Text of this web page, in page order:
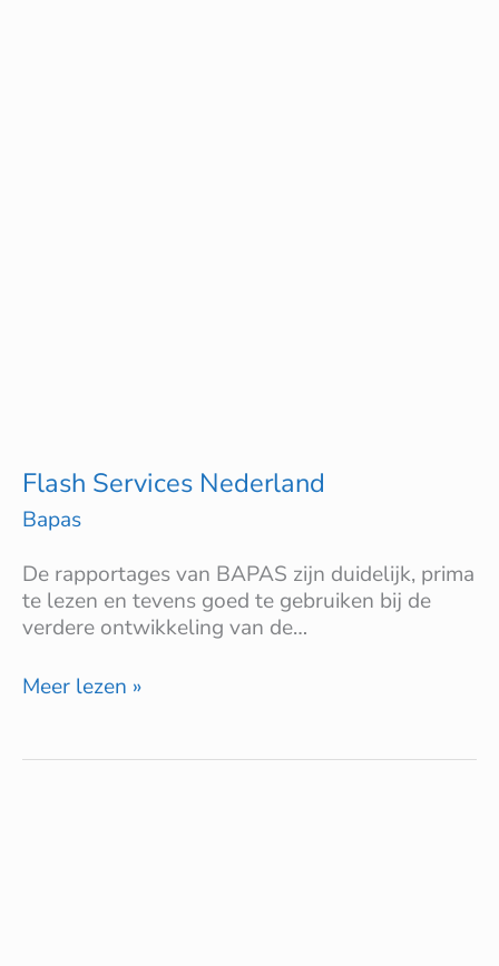
Flash Services Nederland
Bapas
De rapportages van BAPAS zijn duidelijk, prima
te lezen en tevens goed te gebruiken bij de
verdere ontwikkeling van de…
Meer lezen »